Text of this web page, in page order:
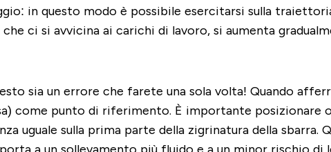
in questo modo è possibile esercitarsi sulla
ci si avvicina ai carichi di lavoro, si aumenta
sia un errore che farete una sola volta! Quando
come punto di riferimento. È importante posizionare
uguale sulla prima parte della zigrinatura della
a un sollevamento più fluido e a un minor rischio di